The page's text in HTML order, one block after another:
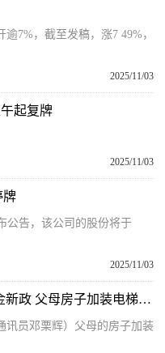
7%，截至发稿，涨7 49%，
2025/11/03
起复牌
2025/11/03
牌
公告，该公司的股份将于
2025/11/03
每日看点!湖北出台5项住房公积金新政 父母房子加装电梯可用子女公积金
讯员邓栗辉）父母的房子加装